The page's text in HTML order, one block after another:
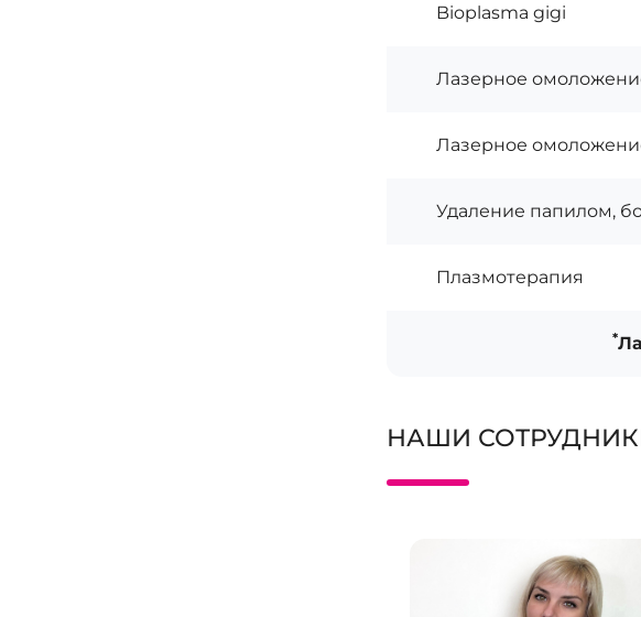
Bioplasma gigi
Лазерное
Лазерное
Удаление папилом,
Плазмотерапия
*
НАШИ